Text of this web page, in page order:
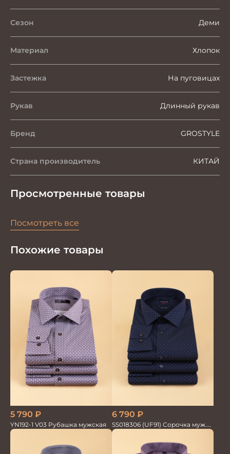
Сезон Деми
Материал Хлопок
Застежка На пуговицах
Рукав Длинный рукав
Бренд GROSTYLE
Страна производитель КИТАЙ
Просмотренные товары
Посмотреть все
Похожие товары
5 790 ₽
YN192-1 V03 Рубашка мужская
6 790 ₽
SS018306 (UF91) Сорочка муж.
GROSTYLE TRENDY